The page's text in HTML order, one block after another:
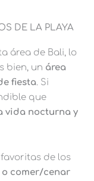
DE LA PLAYA
área de Bali, lo
bien, un área
fiesta. Si
que
vida nocturna y
de los
comer/cenar